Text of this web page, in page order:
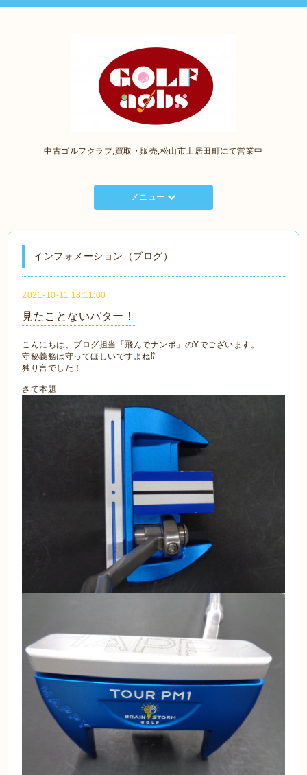
中古ゴルフクラブ,買取・販売,松山市土居田町にて営業中
メニュー
インフォメーション（ブログ）
2021-10-11 18:11:00
見たことないパター！
こんにちは、ブログ担当「飛んでナンボ」のYでございます。
守秘義務は守ってほしいですよね⁉
独り言でした！
さて本題